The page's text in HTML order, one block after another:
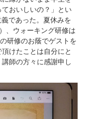
おいしいの？」とい
であった。夏休みを
、ウォーキング研修は
研修のお蔭でゲストを
けたことは自分にと
師の方々に感謝申し